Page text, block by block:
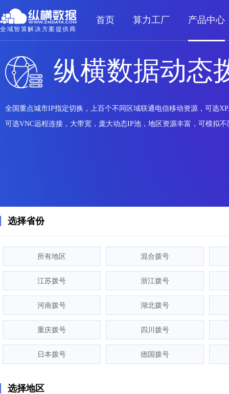
全域智算解决方案提供商
首页 算力工厂 产品中心
纵横数据动态
全国重点城市IP指定切换，上百个不同区域联通电信移动资源，可选
可选VNC远程连接，大带宽，庞大动态IP池，地区资源丰富，可模拟
选择省份
所有地区 混合拨号
江苏拨号 浙江拨号
河南拨号 湖北拨号
重庆拨号 四川拨号
日本拨号 德国拨号
选择地区